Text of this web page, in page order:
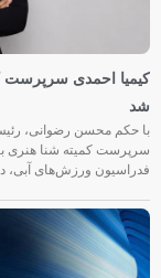
کیمیا احمدی سرپرست
شد
با حکم محسن رضوانی،
سرپرست کمیته شنا هنری
فدراسیون ورزش‌های آبی،